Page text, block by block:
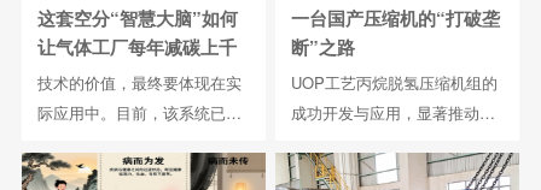
这套空分“智慧大脑”如何
让气体工厂每年减碳上千
吨？
技术的价值，最终要体现在实
际应用中。目前，该系统已在
一台国产压缩机的“打破垄
断”之路
UOP工艺丙烷脱氢压缩机组的
成功开发与应用，显著推动了